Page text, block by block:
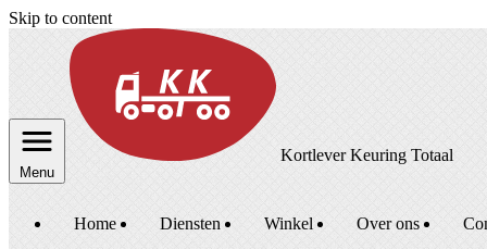
Skip to content
Menu
Kortlever Keuring Totaal
Home Diensten Winkel Over ons